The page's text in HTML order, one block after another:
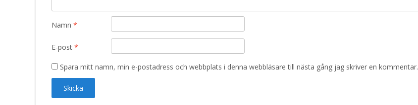
Namn *
E-post *
Spara mitt namn, min e-postadress och webbplats i denna webbläsare till nästa gång jag skriver en kommentar.